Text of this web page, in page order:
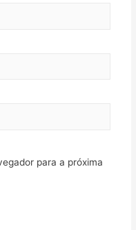
para a próxima